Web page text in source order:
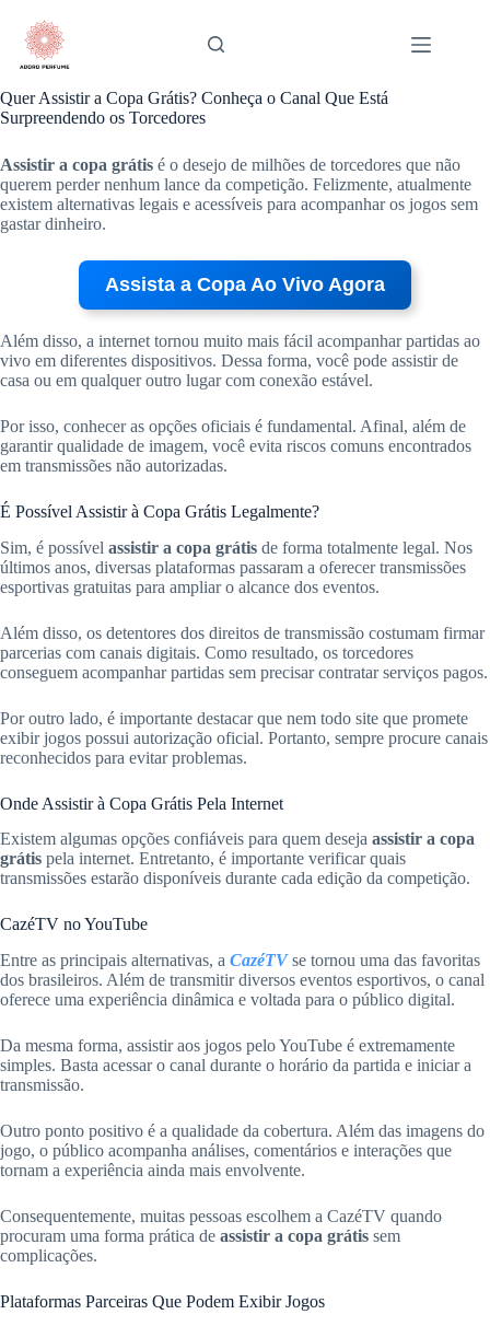
para
conteúdo
Quer Assistir a Copa Grátis? Conheça o Canal Que Está
Surpreendendo os Torcedores
Assistir a copa grátis é o desejo de milhões de torcedores que não
querem perder nenhum lance da competição. Felizmente, atualmente
existem alternativas legais e acessíveis para acompanhar os jogos sem
gastar dinheiro.
Assista a Copa Ao Vivo Agora
Além disso, a internet tornou muito mais fácil acompanhar partidas ao
vivo em diferentes dispositivos. Dessa forma, você pode assistir de
casa ou em qualquer outro lugar com conexão estável.
Por isso, conhecer as opções oficiais é fundamental. Afinal, além de
garantir qualidade de imagem, você evita riscos comuns encontrados
em transmissões não autorizadas.
É Possível Assistir à Copa Grátis Legalmente?
Sim, é possível assistir a copa grátis de forma totalmente legal. Nos
últimos anos, diversas plataformas passaram a oferecer transmissões
esportivas gratuitas para ampliar o alcance dos eventos.
Além disso, os detentores dos direitos de transmissão costumam firmar
parcerias com canais digitais. Como resultado, os torcedores
conseguem acompanhar partidas sem precisar contratar serviços pagos.
Por outro lado, é importante destacar que nem todo site que promete
exibir jogos possui autorização oficial. Portanto, sempre procure canais
reconhecidos para evitar problemas.
Onde Assistir à Copa Grátis Pela Internet
Existem algumas opções confiáveis para quem deseja assistir a copa
grátis pela internet. Entretanto, é importante verificar quais
transmissões estarão disponíveis durante cada edição da competição.
CazéTV no YouTube
Entre as principais alternativas, a CazéTVse tornou uma das favoritas
dos brasileiros. Além de transmitir diversos eventos esportivos, o canal
oferece uma experiência dinâmica e voltada para o público digital.
Da mesma forma, assistir aos jogos pelo YouTube é extremamente
simples. Basta acessar o canal durante o horário da partida e iniciar a
transmissão.
Outro ponto positivo é a qualidade da cobertura. Além das imagens do
jogo, o público acompanha análises, comentários e interações que
tornam a experiência ainda mais envolvente.
Consequentemente, muitas pessoas escolhem a CazéTV quando
procuram uma forma prática de assistir a copa grátis sem
complicações.
Plataformas Parceiras Que Podem Exibir Jogos